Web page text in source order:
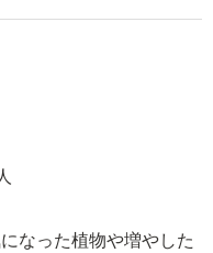
なった植物や増やした